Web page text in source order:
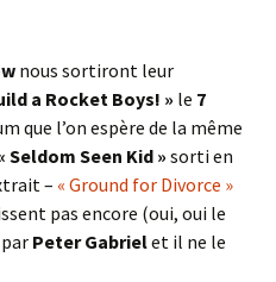
nous sortiront leur
a Rocket Boys! » le 7
que l’on espère de la même
Seldom Seen Kid » sorti en
– « Ground for Divorce »
pas encore (oui, oui le
Peter Gabrielet il ne le